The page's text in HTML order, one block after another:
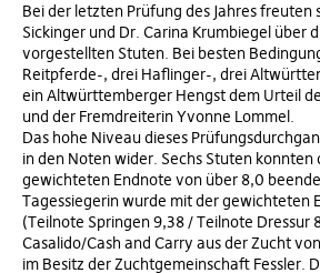
Bei der letzten Prüfung des Jahres freuten
Sickinger und Dr. Carina Krumbiegel über
vorgestellten Stuten. Bei besten
Reitpferde-, drei Haflinger-, drei
ein Altwürttemberger Hengst dem Urteil
und der Fremdreiterin Yvonne Lommel.
Das hohe Niveau dieses
in den Noten wider. Sechs Stuten
gewichteten Endnote von über 8,0
Tagessiegerin wurde mit der gewichteten
(Teilnote Springen 9,38 / Teilnote Dressur
Casalido/Cash and Carry aus der Zucht
im Besitz der Zuchtgemeinschaft Fessler.